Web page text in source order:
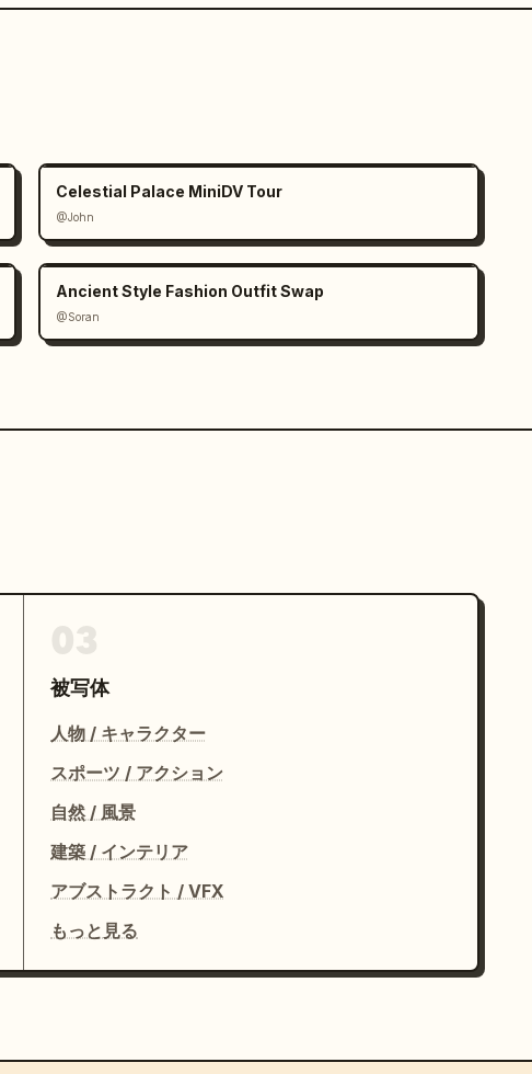
Celestial Palace MiniDV Tour
@John
Ancient Style Fashion Outfit Swap
@Soran
被写体
人物 / キャラクター
スポーツ / アクション
自然 / 風景
建築 / インテリア
アブストラクト / VFX
もっと見る